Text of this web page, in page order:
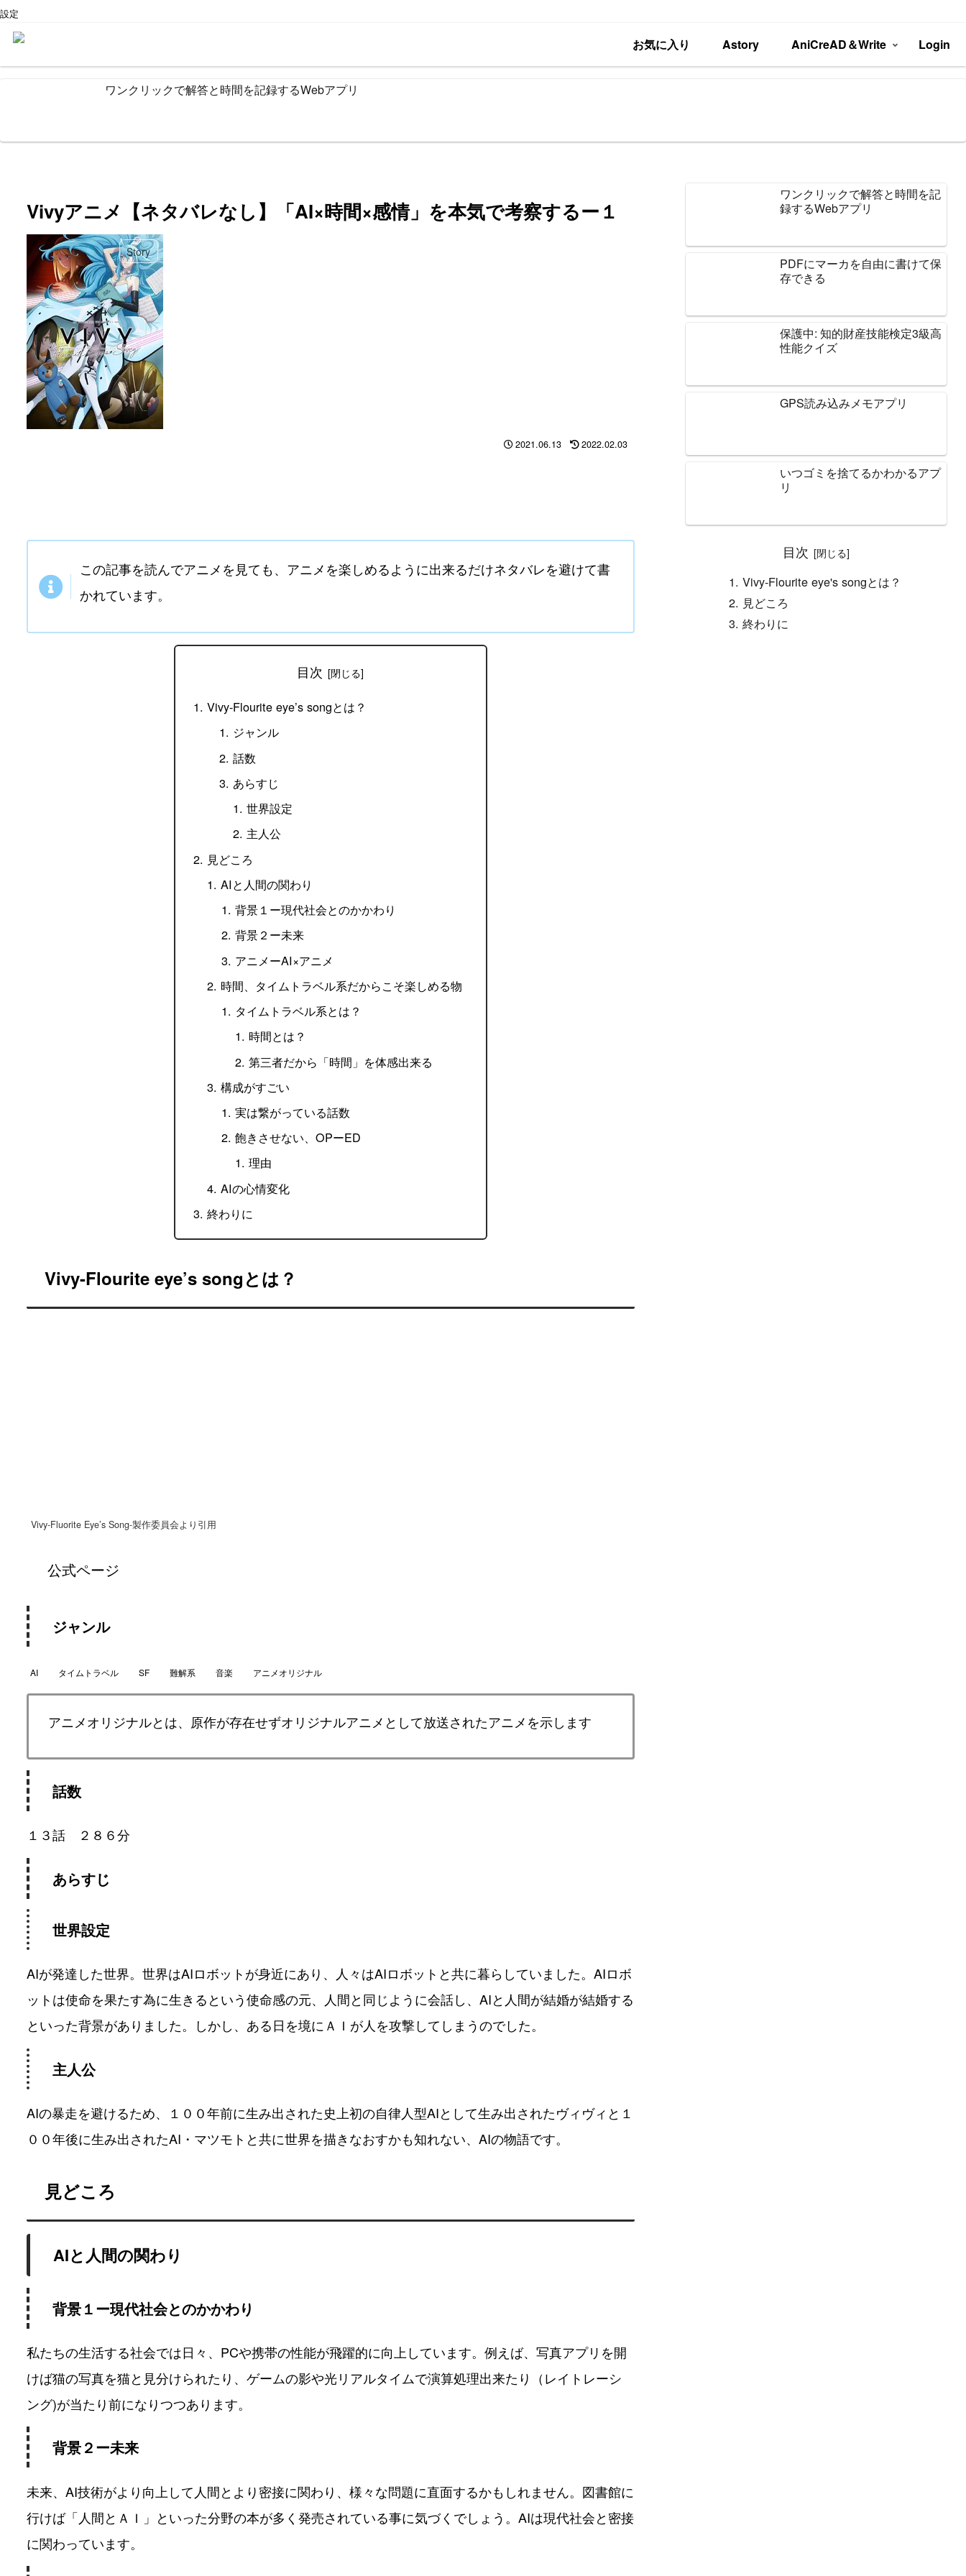
設定
お気に入り Astory AniCreAD＆Write Login
ワンクリックで解答と時間を記録するWebアプリ
Vivyアニメ【ネタバレなし】「AI×時間×感情」を本気で考察するー１
Story
2021.06.13 2022.02.03
この記事を読んでアニメを見ても、アニメを楽しめるように出来るだけネタバレを避けて書
かれています。
目次
Vivy-Flourite eye’s songとは？
ジャンル
話数
あらすじ
世界設定
主人公
見どころ
AIと人間の関わり
背景１ー現代社会とのかかわり
背景２ー未来
アニメーAI×アニメ
時間、タイムトラベル系だからこそ楽しめる物
タイムトラベル系とは？
時間とは？
第三者だから「時間」を体感出来る
構成がすごい
実は繋がっている話数
飽きさせない、OPーED
理由
AIの心情変化
終わりに
Vivy-Flourite eye’s songとは？
Vivy-Fluorite Eye’s Song-製作委員会より引用
公式ページ
ジャンル
AI タイムトラベル SF 難解系 音楽 アニメオリジナル
アニメオリジナルとは、原作が存在せずオリジナルアニメとして放送されたアニメを示します
話数
１３話 ２８６分
あらすじ
世界設定
AIが発達した世界。世界はAIロボットが身近にあり、人々はAIロボットと共に暮らしていました。AIロボ
ットは使命を果たす為に生きるという使命感の元、人間と同じように会話し、AIと人間が結婚が結婚する
といった背景がありました。しかし、ある日を境にＡＩが人を攻撃してしまうのでした。
主人公
AIの暴走を避けるため、１００年前に生み出された史上初の自律人型AIとして生み出されたヴィヴィと１
００年後に生み出されたAI・マツモトと共に世界を描きなおすかも知れない、AIの物語です。
見どころ
AIと人間の関わり
背景１ー現代社会とのかかわり
私たちの生活する社会では日々、PCや携帯の性能が飛躍的に向上しています。例えば、写真アプリを開
けば猫の写真を猫と見分けられたり、ゲームの影や光リアルタイムで演算処理出来たり（レイトレーシ
ング)が当たり前になりつつあります。
背景２ー未来
未来、AI技術がより向上して人間とより密接に関わり、様々な問題に直面するかもしれません。図書館に
行けば「人間とＡＩ」といった分野の本が多く発売されている事に気づくでしょう。AIは現代社会と密接
に関わっています。
ワンクリックで解答と時間を記
録するWebアプリ
PDFにマーカを自由に書けて保
存できる
保護中: 知的財産技能検定3級高
性能クイズ
GPS読み込みメモアプリ
いつゴミを捨てるかわかるアプ
リ
目次
Vivy-Flourite eye's songとは？
見どころ
終わりに